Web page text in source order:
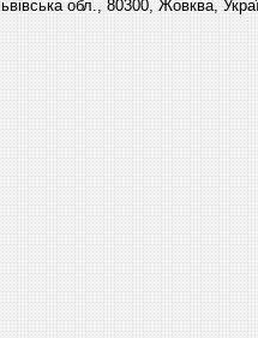
обл., 80300, Жовква,